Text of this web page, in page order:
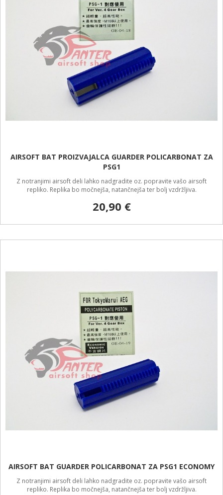
AIRSOFT BAT PROIZVAJALCA GUARDER POLICARBONAT ZA
PSG1
Z notranjimi airsoft deli lahko nadgradite oz. popravite vašo airsoft
repliko. Replika bo močnejša, natančnejša ter bolj vzdržljiva.
20,90 €
AIRSOFT BAT GUARDER POLICARBONAT ZA PSG1 ECONOMY
Z notranjimi airsoft deli lahko nadgradite oz. popravite vašo airsoft
repliko. Replika bo močnejša, natančnejša ter bolj vzdržljiva.